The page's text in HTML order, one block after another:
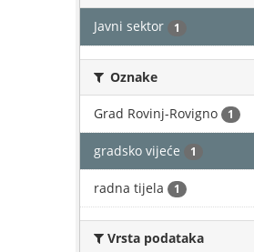
Javni sektor 1
Oznake
Grad Rovinj-Rovigno 1
gradsko vijeće 1
radna tijela 1
Vrsta podataka